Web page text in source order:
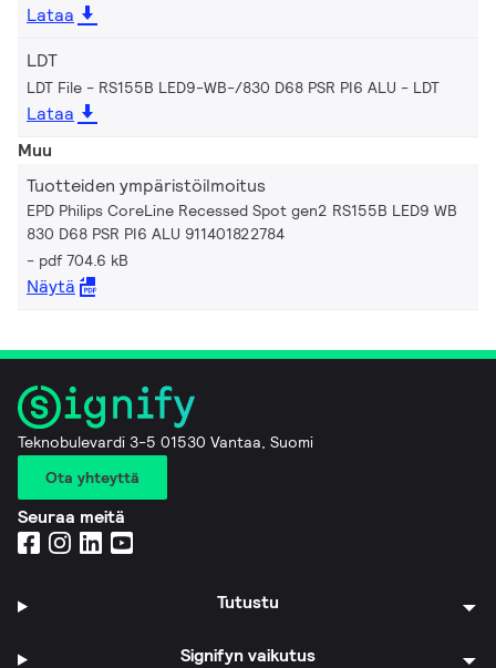
Lataa
LDT
LDT File - RS155B LED9-WB-/830 D68 PSR PI6 ALU LDT
Lataa
Muu
Tuotteiden ympäristöilmoitus
EPD Philips CoreLine Recessed Spot gen2 RS155B LED9 WB
830 D68 PSR PI6 ALU 911401822784
pdf 704.6 kB
Näytä
Teknobulevardi 3-5 01530 Vantaa, Suomi
Ota yhteyttä
Seuraa meitä
Tutustu
Signifyn vaikutus